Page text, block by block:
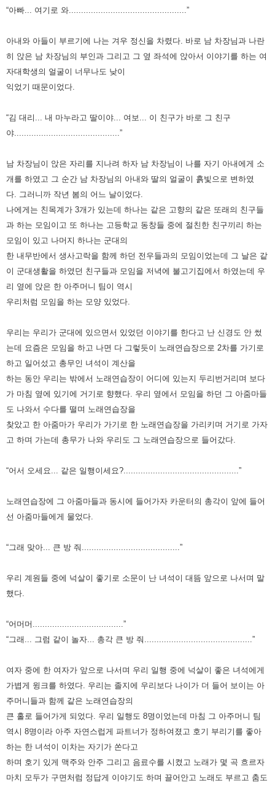
“아빠... 여기로 와................................................”
아내와 아들이 부르기에 나는 겨우 정신을 차렸다. 바로 남 차장님과 나란
히 앉은 남 차장님의 부인과 그리고 그 옆 좌석에 앉아서 이야기를 하는 여
자대학생의 얼굴이 너무나도 낮이
익었기 때문이었다.
“김 대리... 내 마누라고 딸이야... 여보... 이 친구가 바로 그 친구
야...........................................”
남 차장님이 앉은 자리를 지나려 하자 남 차장님이 나를 자기 아내에게 소
개를 하였고 그 순간 남 차장님의 아내와 딸의 얼굴이 흙빛으로 변하였
다.
그러니까 작년 봄의 어느 날이었다.
나에게는 친목계가 3개가 있는데 하나는 같은 고향의 같은 또래의 친구들
과 하는 모임이고 또 하나는 고등학교 동창들 중에 절친한 친구끼리 하는
모임이 있고 나머지 하나는 군대의
한 내무반에서 생사고락을 함께 하던 전우들과의 모임이었는데 그 날은 같
이 군대생활을 하였던 친구들과 모임을 저녁에 불고기집에서 하였는데 우
리 옆에 앉은 한 아주머니 팀이 역시
우리처럼 모임을 하는 모양 있었다.
우리는 우리가 군대에 있으면서 있었던 이야기를 한다고 난 신경도 안 썼
는데 요즘은 모임을 하고 나면 다 그렇듯이 노래연습장으로 2차를 가기로
하고 일어섰고 총무인 녀석이 계산을
하는 동안 우리는 밖에서 노래연습장이 어디에 있는지 두리번거리며 보다
가 마침 옆에 있기에 거기로 향했다. 우리 옆에서 모임을 하던 그 아줌마들
도 나와서 수다를 떨며 노래연습장을
찾았고 한 아줌마가 우리가 가기로 한 노래연습장을 가리키며 거기로 가자
고 하며 가는데 총무가 나와 우리도 그 노래연습장으로 들어갔다.
“어서 오세요... 같은 일행이세요?...............................................”
노래연습장에 그 아줌마들과 동시에 들어가자 카운터의 총각이 앞에 들어
선 아줌마들에게 물었다.
“그래 맞아... 큰 방 줘........................................”
우리 계원들 중에 넉살이 좋기로 소문이 난 녀석이 대뜸 앞으로 나서며 말
했다.
“어머머.....................................”
“그래... 그럼 같이 놀자... 총각 큰 방 줘............................................”
여자 중에 한 여자가 앞으로 나서며 우리 일행 중에 넉살이 좋은 녀석에게
가볍게 윙크를 하였다. 우리는 졸지에 우리보다 나이가 더 들어 보이는 아
주머니들과 함께 같은 노래연습장의
큰 홀로 들어가게 되었다. 우리 일행도 8명이었는데 마침 그 아주머니 팀
역시 8명이라 아주 자연스럽게 파트너가 정하여졌고 호기 부리기를 좋아
하는 한 녀석이 이차는 자기가 쏜다고
하며 호기 있게 맥주와 안주 그리고 음료수를 시켰고 노래가 몇 곡 흐르자
마치 모두가 구면처럼 정답게 이야기도 하며 끌어안고 노래도 부르고 춤도